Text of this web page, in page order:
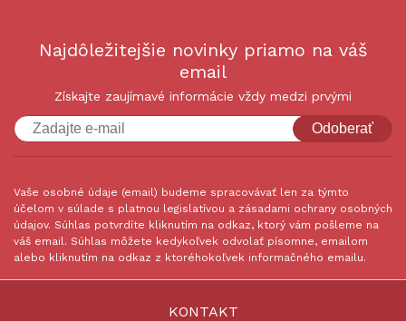
Najdôležitejšie novinky priamo na váš
email
Získajte zaujímavé informácie vždy medzi prvými
Odoberať
Vaše osobné údaje (email) budeme spracovávať len za týmto
účelom v súlade s platnou legislatívou a zásadami ochrany osobných
údajov. Súhlas potvrdíte kliknutím na odkaz, ktorý vám pošleme na
váš email. Súhlas môžete kedykoľvek odvolať písomne, emailom
alebo kliknutím na odkaz z ktoréhokoľvek informačného emailu.
KONTAKT